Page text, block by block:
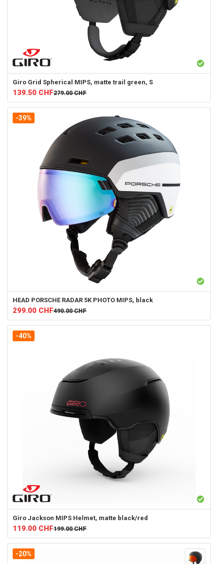
Giro Grid Spherical MIPS, matte trail green, S
139.50 CHF279.00 CHF
-39%
HEAD PORSCHE RADAR 5K PHOTO MIPS, black
299.00 CHF490.00 CHF
-40%
Giro Jackson MIPS Helmet, matte black/red
119.00 CHF199.00 CHF
-20%